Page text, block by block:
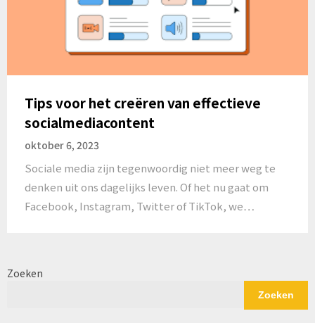
Tips voor het creëren van effectieve
socialmediacontent
oktober 6, 2023
Sociale media zijn tegenwoordig niet meer weg te
denken uit ons dagelijks leven. Of het nu gaat om
Facebook, Instagram, Twitter of TikTok, we…
Zoeken
Zoeken